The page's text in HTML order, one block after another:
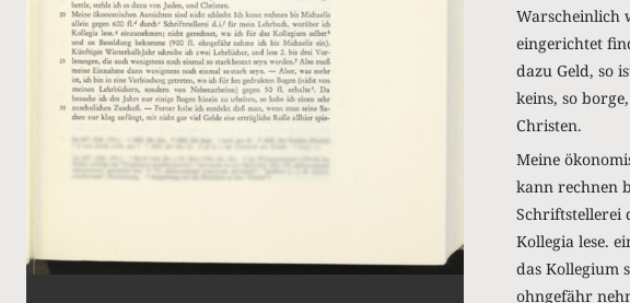
Warscheinlich
eingerichtet
dazu Geld, so
keins, so
Christen.
Meine
kann rechnen
Schriftstellerei
Kollegia lese.
das Kollegium
ohngefähr